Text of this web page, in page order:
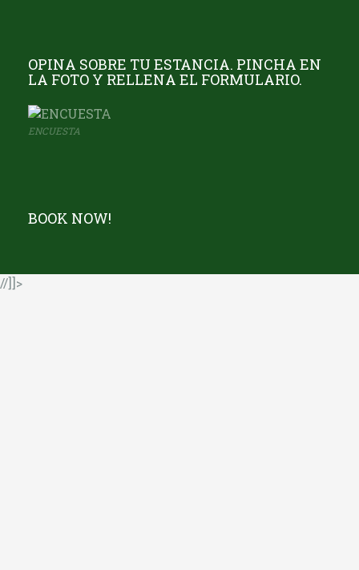
OPINA SOBRE TU ESTANCIA. PINCHA EN
LA FOTO Y RELLENA EL FORMULARIO.
ENCUESTA
BOOK NOW!
//]]>